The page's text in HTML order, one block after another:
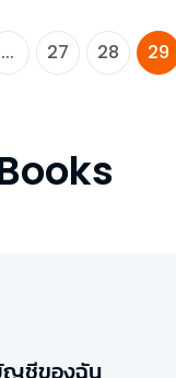
... 27 28 29
ชีของฉัน